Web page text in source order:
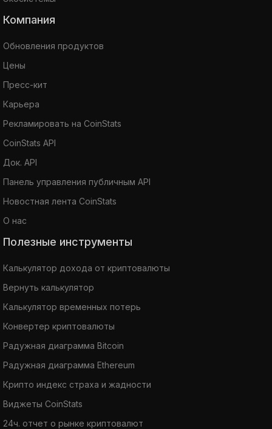
Компания
Обновления продуктов
Цены
Пресс-кит
Карьера
Рекламировать на CoinStats
CoinStats API
Док. API
Панель управления публичным API
Новостная лента CoinStats
О нас
Полезные инструменты
Калькулятор дохода от криптовалюты
Вернуть калькулятор
Калькулятор временных потерь
Конвертер криптовалюты
Радужная диаграмма Bitcoin
Радужная диаграмма Ethereum
Крипто индекс страха и жадности
Виджеты CoinStats
24ч. отчет о рынке криптовалют